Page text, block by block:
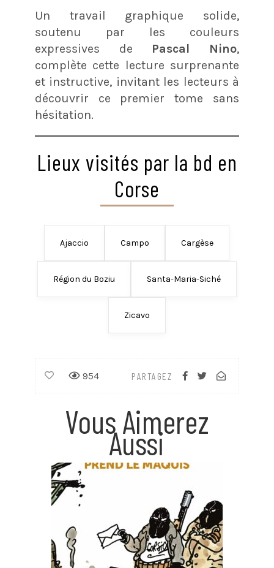
Un travail graphique solide,
soutenu par les couleurs
expressives de Pascal Nino,
complète cette lecture surprenante
et instructive, invitant les lecteurs à
découvrir ce premier tome sans
hésitation.
Lieux visités par la bd en
Corse
Ajaccio Campo Cargèse
Région du Boziu Santa-Maria-Siché
Zicavo
PARTAGEZ
954
Vous Aimerez
Aussi